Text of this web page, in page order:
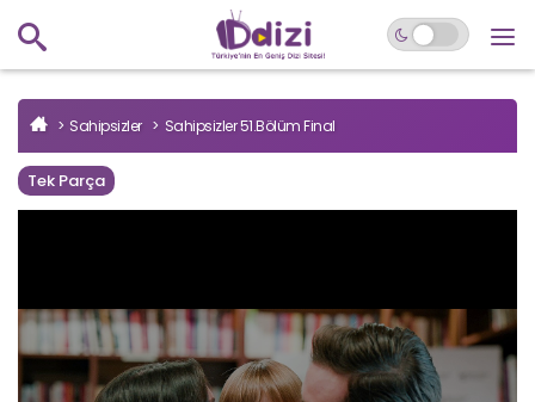
Sahipsizler Sahipsizler 51.Bölüm Final
Tek Parça